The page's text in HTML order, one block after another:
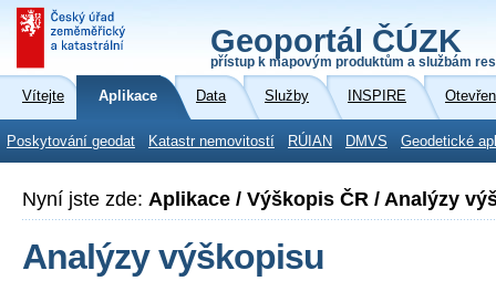
Geoportál ČÚZK
přístup k mapovým produktům a službám
Vítejte Aplikace Data Služby INSPIRE
Poskytování geodat Katastr nemovitostí RÚIAN DMVS Geodetické
Nyní jste zde: Aplikace / Výškopis ČR / Analýzy
Analýzy výškopisu